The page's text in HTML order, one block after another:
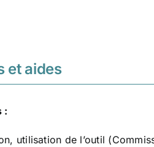
et aides
:
utilisation de l’outil